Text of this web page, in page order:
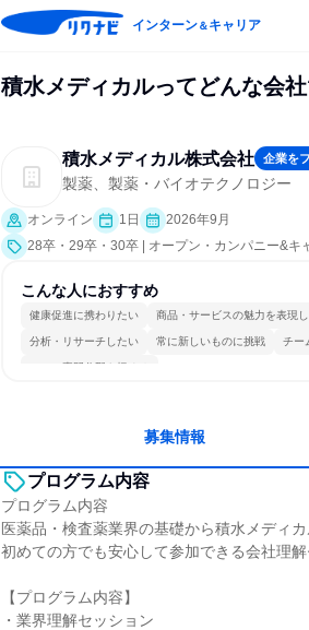
インターン＆キャリア
積水メディカルってどんな会
積水メディカル株式会社 企業を
製薬、製薬・バイオテクノロジー
オンライン 1日
2026年9月
28卒・29卒・30卒 | オープン・カンパニー&キ
こんな人におすすめ
健康促進に携わりたい 商品・サービスの魅力を表現
分析・リサーチしたい 常に新しいものに挑戦 チー
一つの専門分野を極める
募集情報
プログラム内容
プログラム内容
医薬品・検査薬業界の基礎から積水メディ
初めての方でも安心して参加できる会社理解
【プログラム内容】
・業界理解セッション